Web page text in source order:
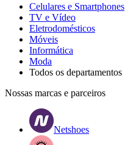
Celulares e Smartphones
TV e Vídeo
Eletrodomésticos
Móveis
Informática
Moda
Todos os departamentos
Nossas marcas e parceiros
Netshoes